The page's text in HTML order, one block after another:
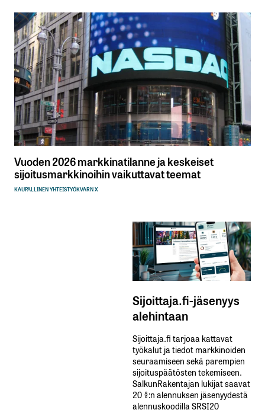
Vuoden 2026 markkinatilanne ja keskeiset
sijoitusmarkkinoihin vaikuttavat teemat
KAUPALLINEN YHTEISTYÖKVARN X
Sijoittaja.fi-jäsenyys
alehintaan
Sijoittaja.fi tarjoaa kattavat
työkalut ja tiedot markkinoiden
seuraamiseen sekä parempien
sijoituspäätösten tekemiseen.
SalkunRakentajan lukijat saavat
20 %:n alennuksen jäsenyydestä
alennuskoodilla SRSI20